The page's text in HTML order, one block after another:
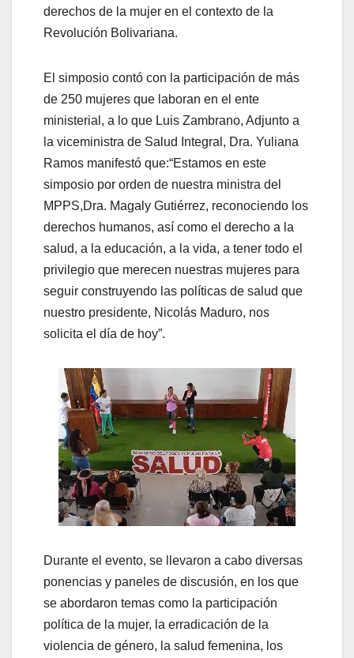
derechos de la mujer en el contexto de la
Revolución Bolivariana.
El simposio contó con la participación de más
de 250 mujeres que laboran en el ente
ministerial, a lo que Luis Zambrano, Adjunto a
la viceministra de Salud Integral, Dra. Yuliana
Ramos manifestó que:“Estamos en este
simposio por orden de nuestra ministra del
MPPS,Dra. Magaly Gutiérrez, reconociendo los
derechos humanos, así como el derecho a la
salud, a la educación, a la vida, a tener todo el
privilegio que merecen nuestras mujeres para
seguir construyendo las políticas de salud que
nuestro presidente, Nicolás Maduro, nos
solicita el día de hoy”.
Durante el evento, se llevaron a cabo diversas
ponencias y paneles de discusión, en los que
se abordaron temas como la participación
política de la mujer, la erradicación de la
violencia de género, la salud femenina, los